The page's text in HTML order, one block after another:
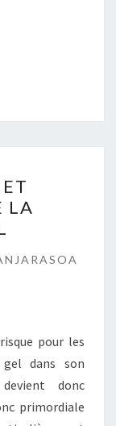
LA
pour les
dans son
donc
primordiale